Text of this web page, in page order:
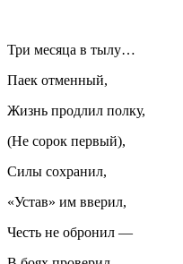
Три месяца в тылу…
Паек отменный,
Жизнь продлил полку,
(Не сорок первый),
Силы сохранил,
«Устав» им вверил,
Честь не обронил —